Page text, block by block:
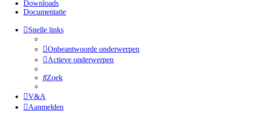
Downloads
Documentatie
Snelle links
Onbeantwoorde onderwerpen
Actieve onderwerpen
Zoek
V&A
Aanmelden